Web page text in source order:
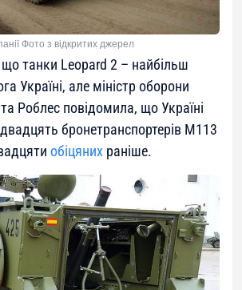
Фото з відкритих джерел
танки Leopard 2 – найбільш
Україні, але міністр оборони
Роблес повідомила, що Україні
бронетранспортерів M113
обіцяних раніше.